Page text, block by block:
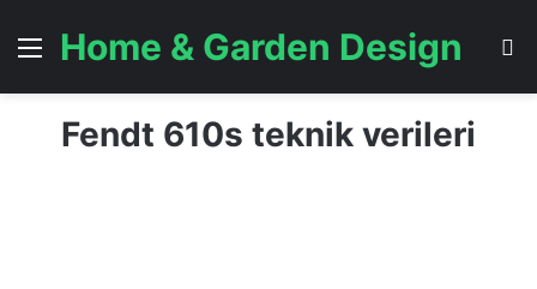
Menü
Home & Garden Design
Fendt 610s teknik verileri